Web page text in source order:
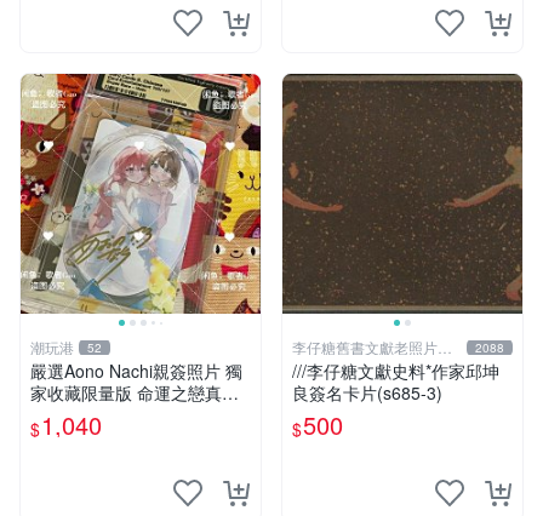
潮玩港 52
嚴選Aono Nachi親簽照片 獨
家收藏限量版 命運之戀真跡
簽名 命運之戀 親簽照 愛的告
白
$1,040
李仔糖舊書文獻老照片名
人收藏館
2088
///李仔糖文獻史料*作家邱坤
良簽名卡片(s685-3)
$500